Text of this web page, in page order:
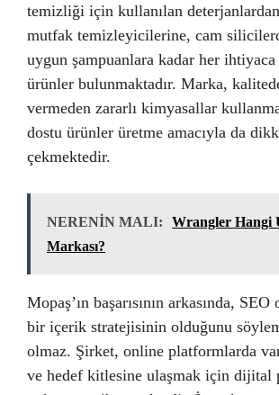
temizliği için kullanılan
mutfak temizleyicilerine, cam
uygun şampuanlara kadar her
ürünler bulunmaktadır. Marka,
vermeden zararlı kimyasallar
dostu ürünler üretme amacıyla da
çekmektedir.
NERENİN MALI:
Wrangler Hangi
Markası?
Mopaş’ın başarısının arkasında,
bir içerik stratejisinin olduğunu
olmaz. Şirket, online platformlarda
ve hedef kitlesine ulaşmak için dijital